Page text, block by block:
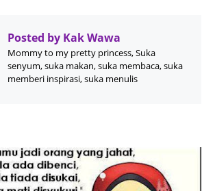
Posted by Kak Wawa
Mommy to my pretty princess, Suka
senyum, suka makan, suka membaca, suka
memberi inspirasi, suka menulis